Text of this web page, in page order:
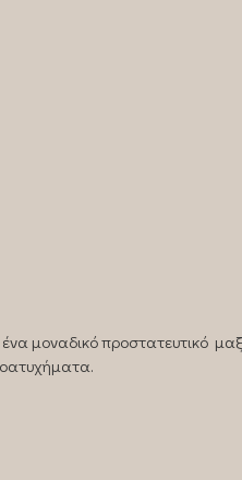
μοναδικό προστατευτικό